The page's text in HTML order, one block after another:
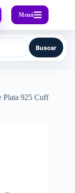
Menú
Buscar
Plata 925 Cuff